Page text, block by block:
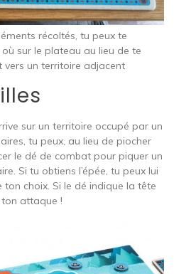
récoltés, tu peux te
sur le plateau au lieu de te
vers un territoire adjacent
sur un territoire occupé par un
tu peux, au lieu de piocher
le dé de combat pour piquer un
Si tu obtiens l’épée, tu peux lui
choix. Si le dé indique la tête
attaque !